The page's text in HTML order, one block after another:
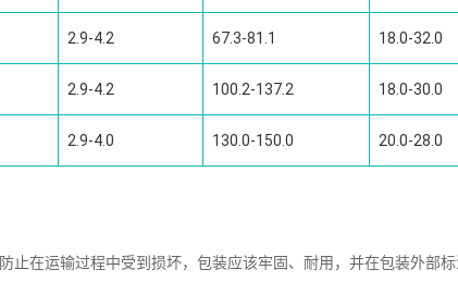
2.9-4.2 67.3-81.1 18.0-32.0
2.9-4.2 100.2-137.2 18.0-30.0
2.9-4.0 130.0-150.0 20.0-28.0
止在运输过程中受到损坏，包装应该牢固、耐用，并在包装外部